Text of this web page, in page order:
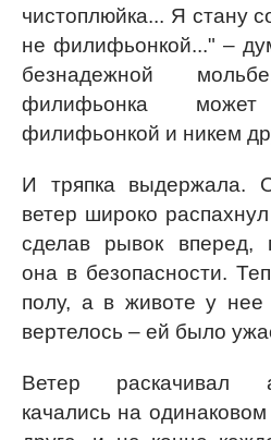
чистоплюйка... Я стану
не филифьонкой..." –
безнадежной
филифьонка
филифьонкой и никем
И тряпка выдержала.
ветер широко
сделав рывок вперед,
она в безопасности.
полу, а в животе у нее
вертелось – ей было
Ветер раскачивал
качались на